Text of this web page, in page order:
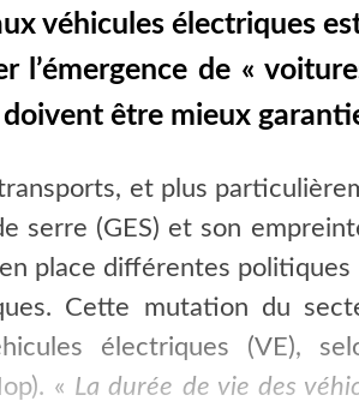
véhicules électriques
l’émergence de «
être mieux
et plus
serre (GES) et son
en place différentes
Cette mutation du
électriques (VE),
« La durée de vie des